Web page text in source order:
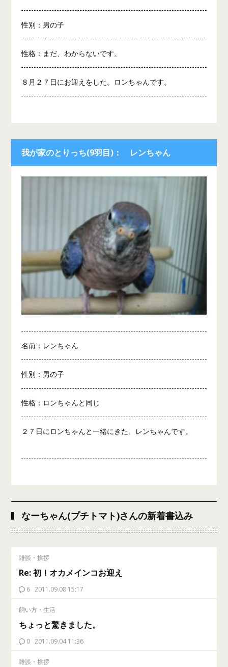
性別：男の子
性格：まだ、わからないです。
８月２７日にお迎えをした。ロンちゃんです。
我が家のとりっち(9羽目)： レンちゃん
名前：レンちゃん
性別：男の子
性格：ロンちゃんと同じ
２７日にロンちゃんと一緒にきた、レンちゃんです。
なーちゃん(プチトマト)さんの新着書込み
雑談・挨拶
Re: 初！オカメインコお迎え
6 2011.09.08 15:17
飼い方・生活
ちょっと驚きました。
0 2011.09.04 11:36
雑談・挨拶